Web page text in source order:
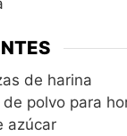
de harina
de polvo para
azúcar